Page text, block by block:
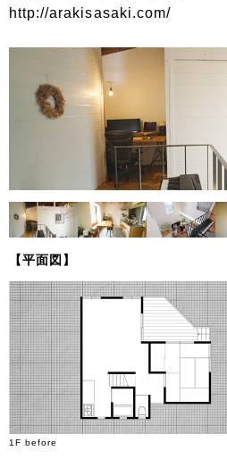
http://arakisasaki.com/
【平面図】
1F before